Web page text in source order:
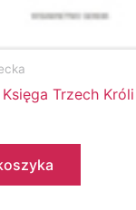
Trzech Króli